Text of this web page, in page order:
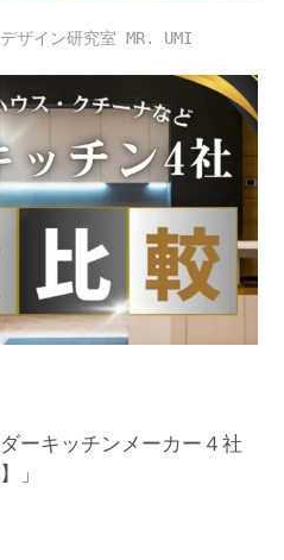
デザイン研究室 MR. UMI
ーキッチンメーカー４社
」